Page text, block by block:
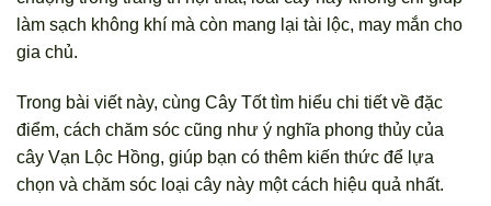
làm sạch không khí mà còn mang lại tài lộc, may mắn cho
gia chủ.
Trong bài viết này, cùng Cây Tốt tìm hiểu chi tiết về đặc
điểm, cách chăm sóc cũng như ý nghĩa phong thủy của
cây Vạn Lộc Hồng, giúp bạn có thêm kiến thức để lựa
chọn và chăm sóc loại cây này một cách hiệu quả nhất.